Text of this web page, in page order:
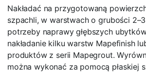
Nakładać na przygotowaną
szpachli, w warstwach o grubości
potrzeby naprawy głębszych
nakładanie kilku warstw Mapefinish
produktów z serii Mapegrout.
można wykonać za pomocą płaskiej